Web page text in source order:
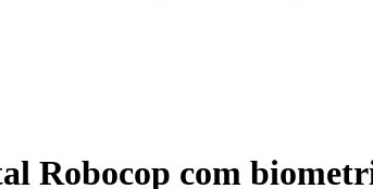
Robocop com